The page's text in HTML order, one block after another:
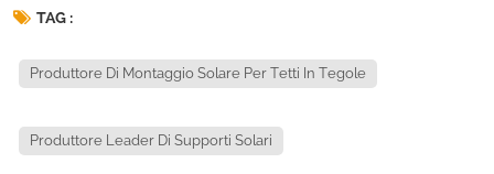
mercato di nicchia a un pilastro di un futuro sostenibile. Ma mentre
meno visibile ma altrettanto critico è alla base dell'intero settore: il
sistema di montaggio. L'integrità, l'efficienza e l'adattabilità di queste
Questo ci porta a una domanda cruciale: come potrebbe Landpower
TAG :
Produttore Di Montaggio Solare Per Tetti In Tegole
Produttore Leader Di Supporti Solari